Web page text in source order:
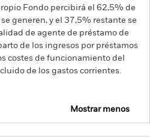
Fondo percibirá el 62,5% de
generen, y el 37,5% restante se
de agente de préstamo de
de los ingresos por préstamos
costes de funcionamiento del
de los gastos corrientes.
Mostrar menos